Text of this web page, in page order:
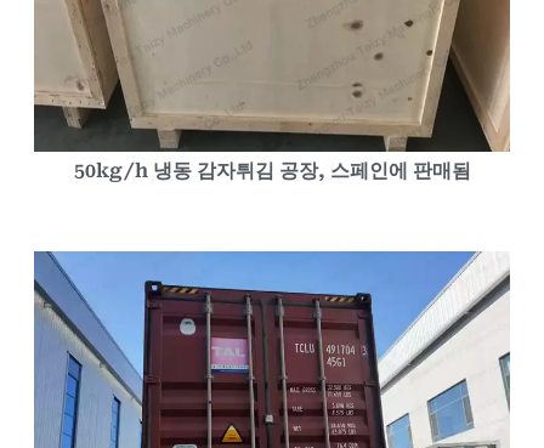
50kg/h 냉동 감자튀김 공장, 스페인에 판매됨